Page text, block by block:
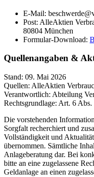
E-Mail:
Post: AlleAktien
80804 München
Formular-Download:
Quellenangaben &
Stand: 09. Mai 2026
Quellen: AlleAktien
Verantwortlich: Abteilung
Rechtsgrundlage: Art. 6
Die vorstehenden
Sorgfalt recherchiert und
Vollständigkeit und
übernommen. Sämtliche
Anlageberatung dar. Bei
bitte an eine zugelassene
Geldanlage an einen